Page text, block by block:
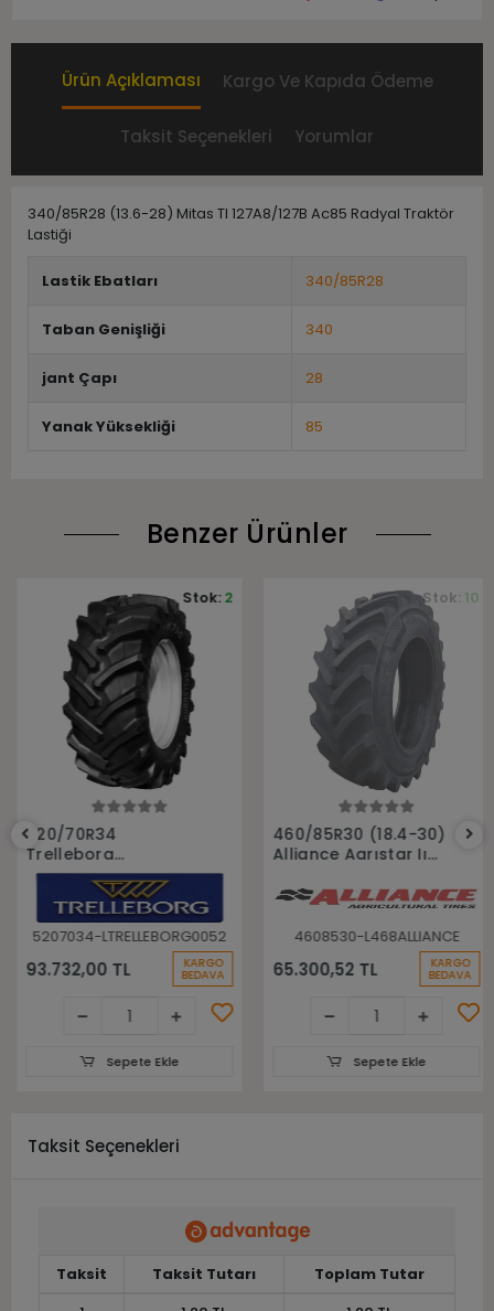
Ürün Açıklaması Kargo Ve Kapıda Ödeme
Taksit Seçenekleri Yorumlar
340/85R28 (13.6-28) Mitas Tl 127A8/127B Ac85 Radyal Traktör
Lastiği
Lastik Ebatları 340/85R28
Taban Genişliği 340
jant Çapı 28
Yanak Yüksekliği 85
Benzer Ürünler
520/70R34
Trelleborg
148A8(148B) Tm700
Tl Radyal Traktör
Lastiği
5207034-LTRELLEBORG0052
93.732,00 TL KARGO
BEDAVA
Stok:2
Sepete Ekle
Sepete Ekle
460/85R30 (18.4-30)
Alliance Agrıstar Iı
Traktör lastiği
4608530-L468ALLIANCE
65.300,52 TL KARGO
BEDAVA
Stok:10
Sepete Ekle
Taksit Seçenekleri
Taksit Taksit Tutarı
Toplam Tutar